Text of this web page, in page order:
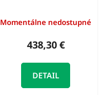
Momentálne nedostupné
438,30 €
DETAIL